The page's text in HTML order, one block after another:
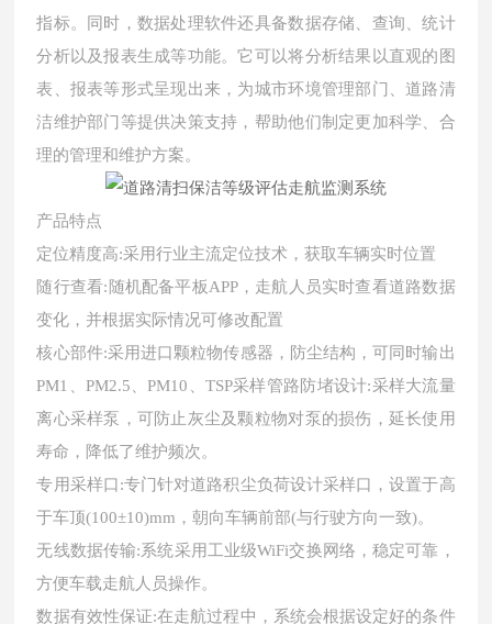
指标。同时，数据处理软件还具备数据存储、查询、统计
分析以及报表生成等功能。它可以将分析结果以直观的图
表、报表等形式呈现出来，为城市环境管理部门、道路清
洁维护部门等提供决策支持，帮助他们制定更加科学、合
理的管理和维护方案。
产品特点
定位精度高:采用行业主流定位技术，获取车辆实时位置
随行查看:随机配备平板APP，走航人员实时查看道路数据
变化，并根据实际情况可修改配置
核心部件:采用进口颗粒物传感器， 防尘结构，可同时输出
PM1、PM2.5、PM10、TSP采样管路防堵设计:采样大流量
离心采样泵，可防止灰尘及颗粒物对泵的损伤，延长使用
寿命，降低了维护频次。
专用采样口:专门针对道路积尘负荷设计采样口，设置于高
于车顶(100±10)mm，朝向车辆前部(与行驶方向一致)。
无线数据传输:系统采用工业级WiFi交换网络，稳定可靠，
方便车载走航人员操作。
数据有效性保证:在走航过程中，系统会根据设定好的条件